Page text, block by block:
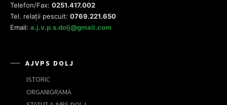
Telefon/Fax: 0251.417.002
Tel. relații pescuit: 0769.221.650
Email: a.j.v.p.s.dolj@gmail.com
AJVPS DOLJ
ISTORIC
ORGANIGRAMA